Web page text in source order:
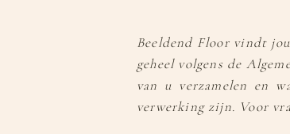
Beeldend Floor vindt
geheel volgens de
van u verzamelen en
verwerking zijn. Voor